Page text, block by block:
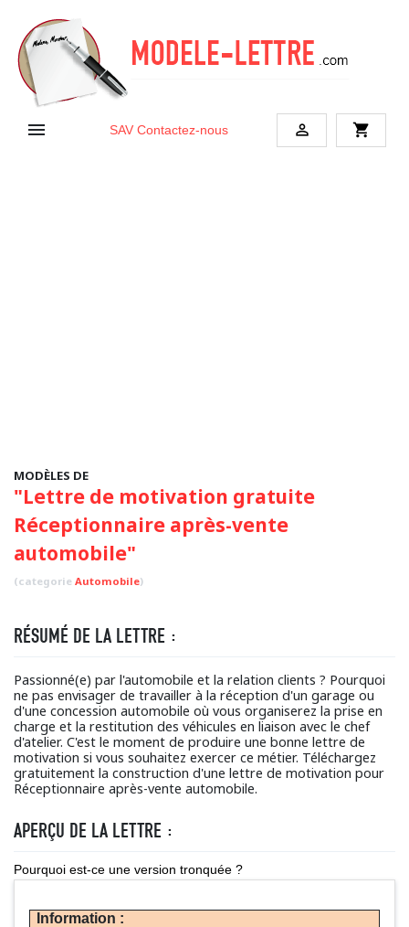
 SAV Contactez-nous  shopping_cart
MODÈLES DE
"Lettre de motivation gratuite
Réceptionnaire après-vente
automobile"
(categorie Automobile)
RÉSUMÉ DE LA LETTRE :
Passionné(e) par l'automobile et la relation clients ? Pourquoi
ne pas envisager de travailler à la réception d'un garage ou
d'une concession automobile où vous organiserez la prise en
charge et la restitution des véhicules en liaison avec le chef
d'atelier. C'est le moment de produire une bonne lettre de
motivation si vous souhaitez exercer ce métier. Téléchargez
gratuitement la construction d'une lettre de motivation pour
Réceptionnaire après-vente automobile.
APERÇU DE LA LETTRE :
Pourquoi est-ce une version tronquée ?
Information :